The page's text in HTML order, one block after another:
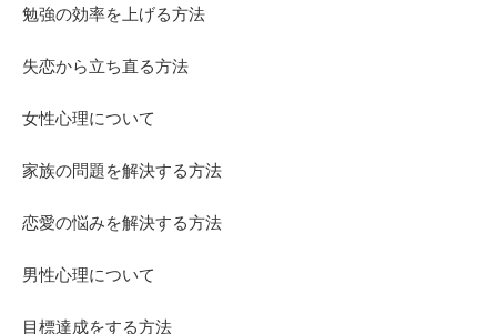
勉強の効率を上げる方法
失恋から立ち直る方法
女性心理について
家族の問題を解決する方法
恋愛の悩みを解決する方法
男性心理について
目標達成をする方法